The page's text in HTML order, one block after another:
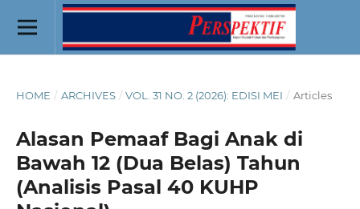
HOME / ARCHIVES / VOL. 31 NO. 2 (2026): EDISI MEI / Articles
Alasan Pemaaf Bagi Anak di
Bawah 12 (Dua Belas) Tahun
(Analisis Pasal 40 KUHP